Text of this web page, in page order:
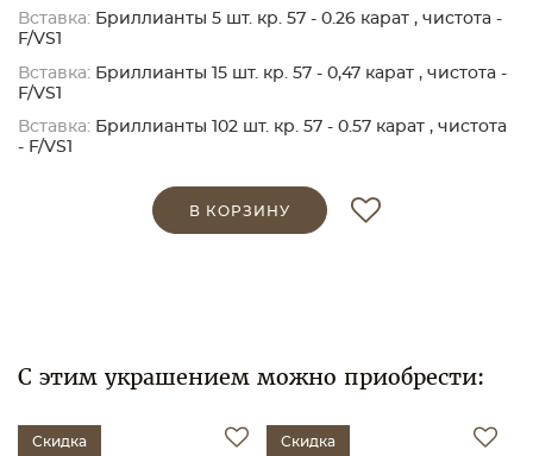
Вставка: Бриллианты 5 шт. кр. 57 - 0.26 карат , чистота -
F/VS1
Вставка: Бриллианты 15 шт. кр. 57 - 0,47 карат , чистота -
F/VS1
Вставка: Бриллианты 102 шт. кр. 57 - 0.57 карат , чистота
- F/VS1
В КОРЗИНУ
С этим украшением можно приобрести:
Скидка Скидка